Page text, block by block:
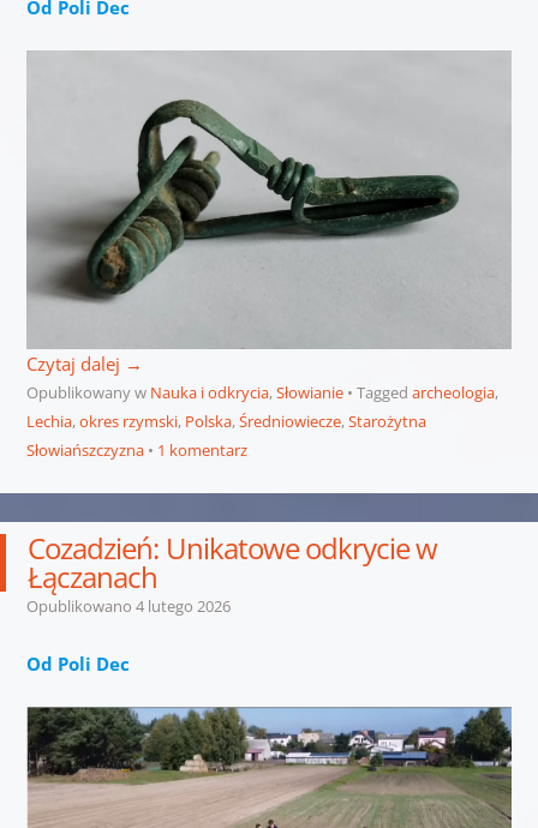
Od Poli Dec
Czytaj dalej →
Opublikowany w Nauka i odkrycia,Słowianie Tagged archeologia,
Lechia,okres rzymski, Polska,Średniowiecze,Starożytna
Słowiańszczyzna
1 komentarz
Cozadzień: Unikatowe odkrycie w
Łączanach
Opublikowano 4 lutego 2026
Od Poli Dec